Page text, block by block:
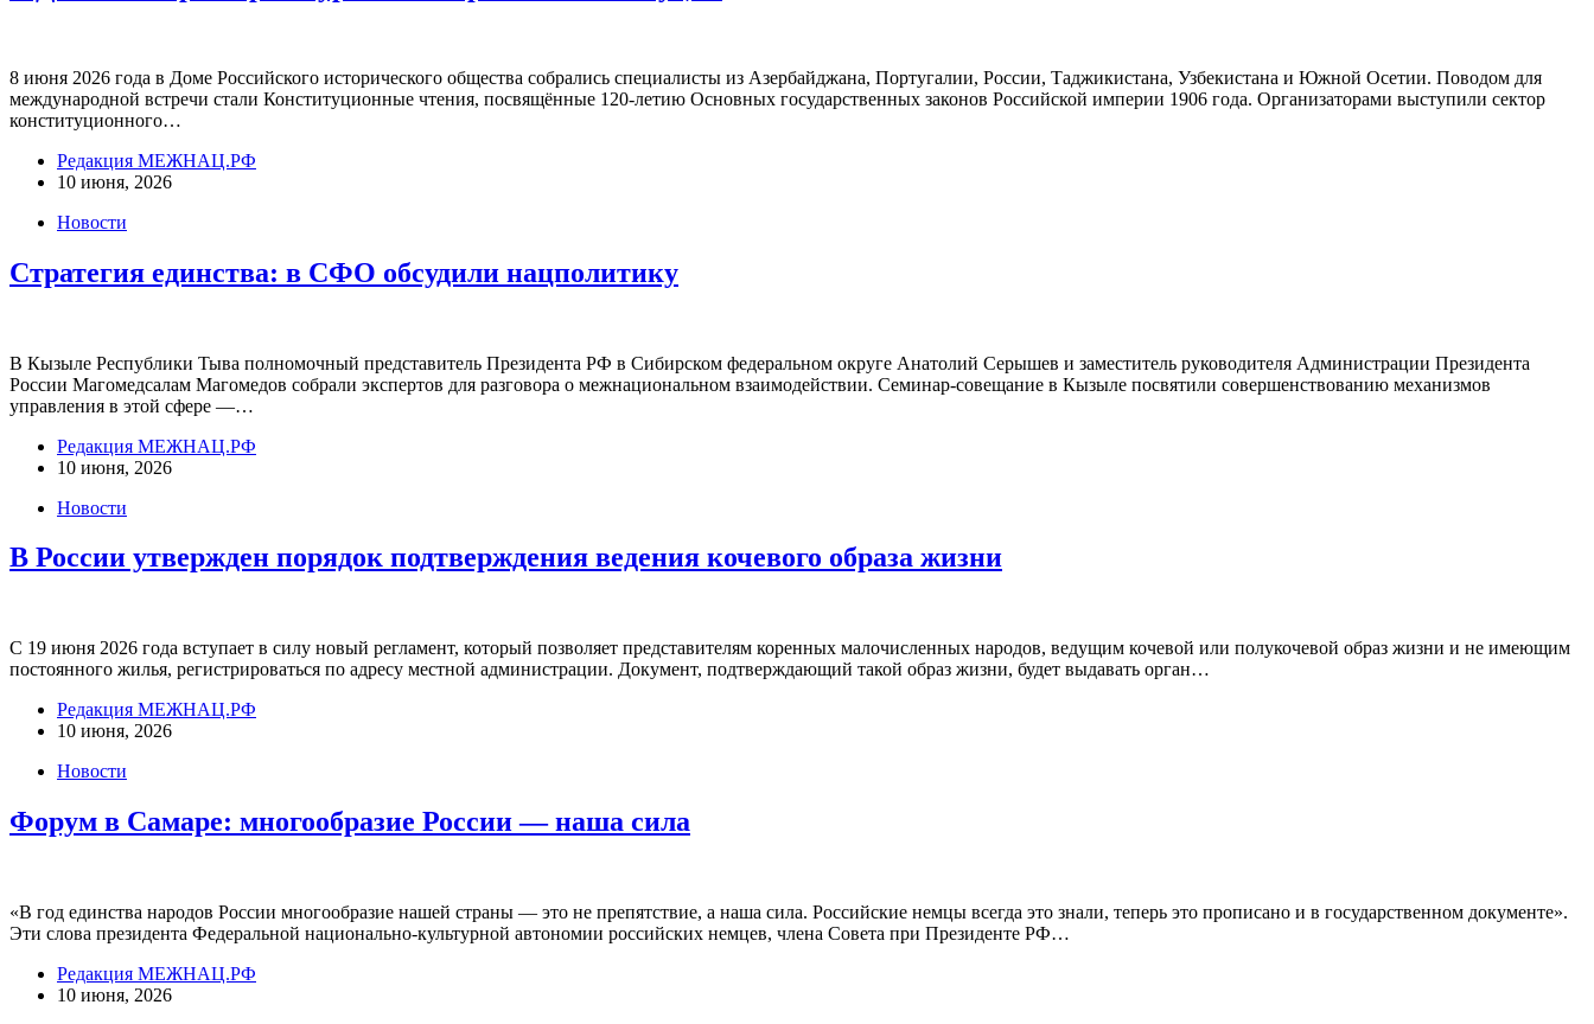
8 июня 2026 года в Доме Российского исторического общества собрались специалисты из Азербайджана, Португалии, России, Таджикистана, Узбекистана и Южной Осетии. Поводом для
международной встречи стали Конституционные чтения, посвящённые 120-летию Основных государственных законов Российской империи 1906 года. Организаторами выступили сектор
конституционного…
Редакция МЕЖНАЦ.РФ
10 июня, 2026
Новости
Стратегия единства: в СФО обсудили нацполитику
В Кызыле Республики Тыва полномочный представитель Президента РФ в Сибирском федеральном округе Анатолий Серышев и заместитель руководителя Администрации Президента
России Магомедсалам Магомедов собрали экспертов для разговора о межнациональном взаимодействии. Семинар-совещание в Кызыле посвятили совершенствованию механизмов
управления в этой сфере —…
Редакция МЕЖНАЦ.РФ
10 июня, 2026
Новости
В России утвержден порядок подтверждения ведения кочевого образа жизни
С 19 июня 2026 года вступает в силу новый регламент, который позволяет представителям коренных малочисленных народов, ведущим кочевой или полукочевой образ жизни и не имеющим
постоянного жилья, регистрироваться по адресу местной администрации. Документ, подтверждающий такой образ жизни, будет выдавать орган…
Редакция МЕЖНАЦ.РФ
10 июня, 2026
Новости
Форум в Самаре: многообразие России — наша сила
«В год единства народов России многообразие нашей страны — это не препятствие, а наша сила. Российские немцы всегда это знали, теперь это прописано и в государственном документе».
Эти слова президента Федеральной национально-культурной автономии российских немцев, члена Совета при Президенте РФ…
Редакция МЕЖНАЦ.РФ
10 июня, 2026